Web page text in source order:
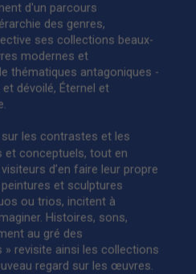
d'un parcours
des genres,
ses collections beaux-
modernes et
thématiques antagoniques -
dévoilé, Éternel et
les contrastes et les
conceptuels, tout en
d’en faire leur propre
et sculptures
ou trios, incitent à
Histoires, sons,
au gré des
» revisite ainsi les collections
regard sur les œuvres.